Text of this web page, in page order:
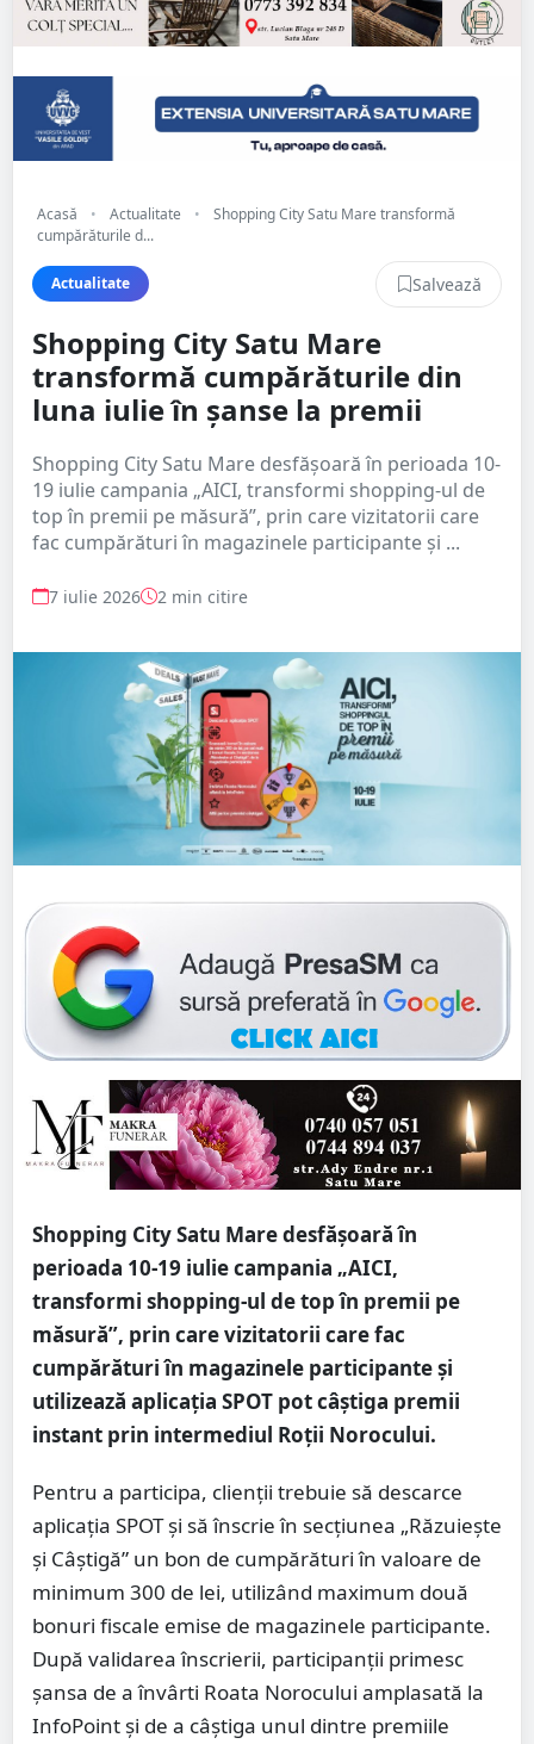
Acasă • Actualitate •
Shopping City Satu Mare transformă
cumpărăturile d...
Actualitate Salvează
Shopping City Satu Mare
transformă cumpărăturile din
luna iulie în șanse la premii
Shopping City Satu Mare desfășoară în perioada 10-
19 iulie campania „AICI, transformi shopping-ul de
top în premii pe măsură”, prin care vizitatorii care
fac cumpărături în magazinele participante și ...
7 iulie 2026 2 min citire
Shopping City Satu Mare desfășoară în
perioada 10-19 iulie campania „AICI,
transformi shopping-ul de top în premii pe
măsură”, prin care vizitatorii care fac
cumpărături în magazinele participante și
utilizează aplicația SPOT pot câștiga premii
instant prin intermediul Roții Norocului.
Pentru a participa, clienții trebuie să descarce
aplicația SPOT și să înscrie în secțiunea „Răzuiește
și Câștigă” un bon de cumpărături în valoare de
minimum 300 de lei, utilizând maximum două
bonuri fiscale emise de magazinele participante.
După validarea înscrierii, participanții primesc
șansa de a învârti Roata Norocului amplasată la
InfoPoint și de a câștiga unul dintre premiile